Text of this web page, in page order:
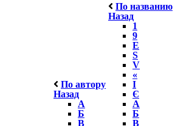
По автору
Назад
А
Б
В
По названию
Назад
1
9
E
S
V
«
І
Є
А
Б
В